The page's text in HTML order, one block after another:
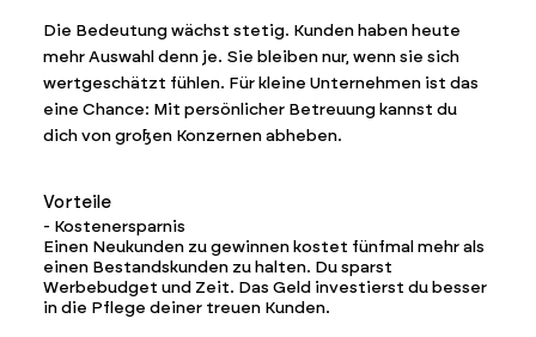
Die Bedeutung wächst stetig. Kunden haben heute
mehr Auswahl denn je. Sie bleiben nur, wenn sie sich
wertgeschätzt fühlen. Für kleine Unternehmen ist das
eine Chance: Mit persönlicher Betreuung kannst du
dich von großen Konzernen abheben.
Vorteile
- Kostenersparnis
Einen Neukunden zu gewinnen kostet fünfmal mehr als
einen Bestandskunden zu halten. Du sparst
Werbebudget und Zeit. Das Geld investierst du besser
in die Pflege deiner treuen Kunden.